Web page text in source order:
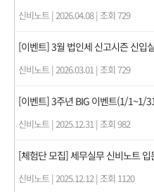
신비노트 | 2026.04.08 | 조회 729
[이벤트] 3월 법인세 신고시즌 신
신비노트 | 2026.03.01 | 조회 729
[이벤트] 3주년 BIG 이벤트(1/1~1/
신비노트 | 2025.12.31 | 조회 982
[체험단 모집] 세무실무 신비노트
신비노트 | 2025.12.12 | 조회 1120